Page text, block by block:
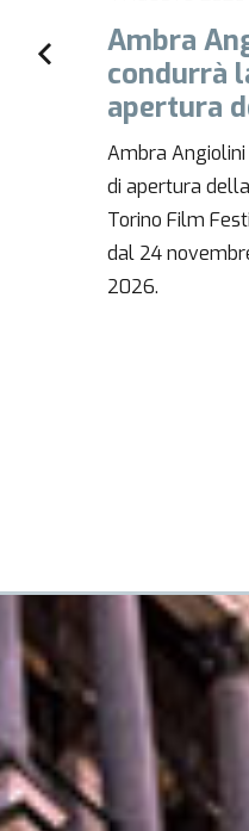
Open call!
le
per il 44°
Sono aperte le
44° Torino Film
novembre – 2
Fino al 6…